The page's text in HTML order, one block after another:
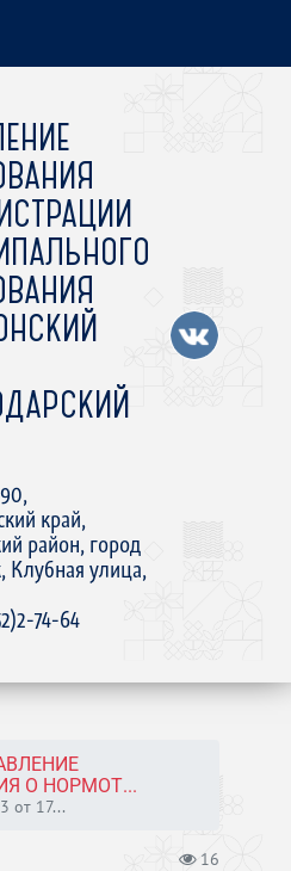
край,
район, город
Клубная улица,
74-64
О НОРМОТ...
от 17...
16